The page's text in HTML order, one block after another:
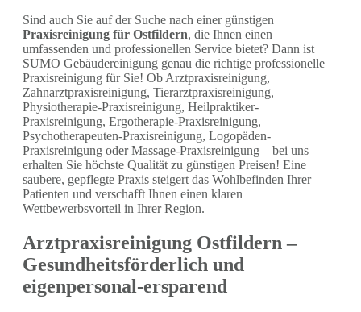
Sind auch Sie auf der Suche nach einer günstigen
Praxisreinigung für Ostfildern, die Ihnen einen
umfassenden und professionellen Service bietet? Dann ist
SUMO Gebäudereinigung genau die richtige professionelle
Praxisreinigung für Sie! Ob Arztpraxisreinigung,
Zahnarztpraxisreinigung, Tierarztpraxisreinigung,
Physiotherapie-Praxisreinigung, Heilpraktiker-
Praxisreinigung, Ergotherapie-Praxisreinigung,
Psychotherapeuten-Praxisreinigung, Logopäden-
Praxisreinigung oder Massage-Praxisreinigung – bei uns
erhalten Sie höchste Qualität zu günstigen Preisen! Eine
saubere, gepflegte Praxis steigert das Wohlbefinden Ihrer
Patienten und verschafft Ihnen einen klaren
Wettbewerbsvorteil in Ihrer Region.
Arztpraxisreinigung Ostfildern –
Gesundheitsförderlich und
eigenpersonal-ersparend